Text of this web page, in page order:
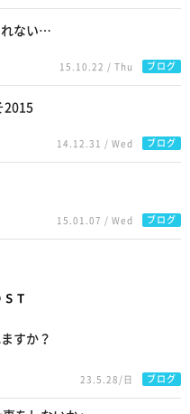
れない…
15.10.22 / Thu ブログ
2015
14.12.31 / Wed ブログ
15.01.07 / Wed ブログ
すか？
23.5.28/日 ブログ